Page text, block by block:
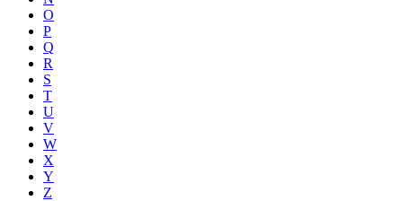
O
P
Q
R
S
T
U
V
W
X
Y
Z